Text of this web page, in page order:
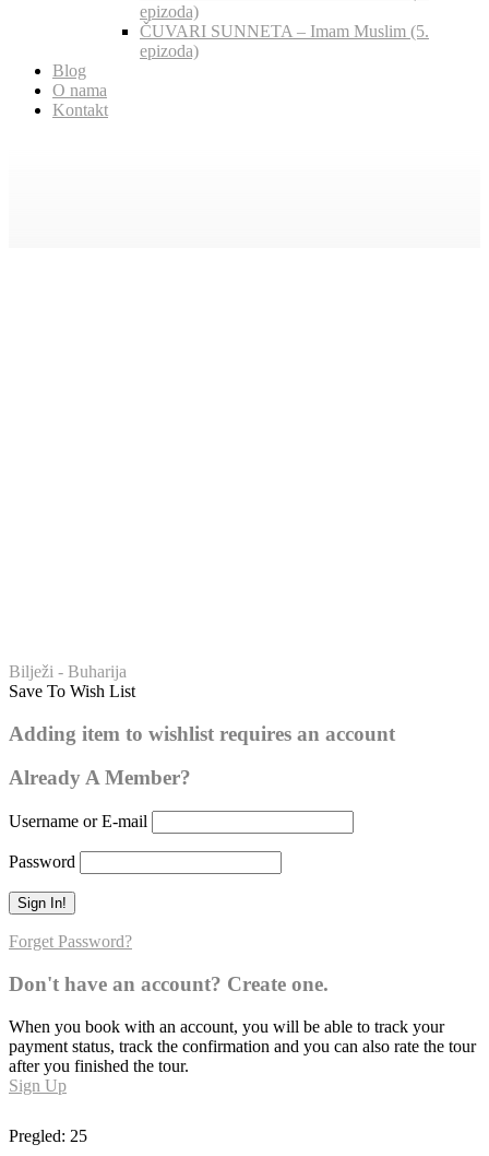
epizoda)
ČUVARI SUNNETA – Imam Muslim (5.
epizoda)
Blog
O nama
Kontakt
Buharija – broj hadisa: 57
Bilježi - Buharija
Save To Wish List
Adding item to wishlist requires an account
Already A Member?
Username or E-mail
Password
Forget Password?
Don't have an account? Create one.
When you book with an account, you will be able to track your
payment status, track the confirmation and you can also rate the tour
after you finished the tour.
Sign Up
Pregled: 25